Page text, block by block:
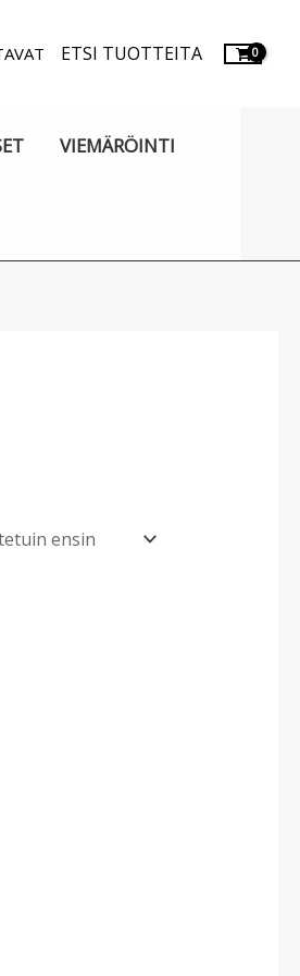
ETSI TUOTTEITA
VIEMÄRÖINTI